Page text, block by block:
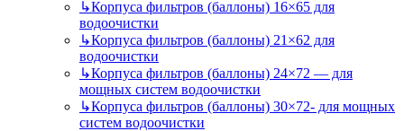
↳Корпуса фильтров (баллоны) 16×65 для
водоочистки
↳Корпуса фильтров (баллоны) 21×62 для
водоочистки
↳Корпуса фильтров (баллоны) 24×72 — для
мощных систем водоочистки
↳Корпуса фильтров (баллоны) 30×72- для мощных
систем водоочистки